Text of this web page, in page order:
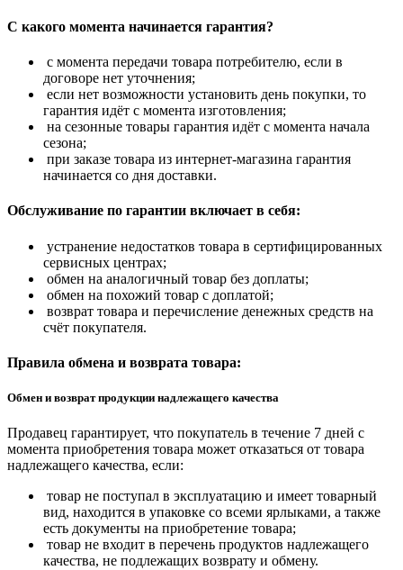
С какого момента начинается гарантия?
с момента передачи товара потребителю, если в
договоре нет уточнения;
если нет возможности установить день покупки, то
гарантия идёт с момента изготовления;
на сезонные товары гарантия идёт с момента начала
сезона;
при заказе товара из интернет-магазина гарантия
начинается со дня доставки.
Обслуживание по гарантии включает в себя:
устранение недостатков товара в сертифицированных
сервисных центрах;
обмен на аналогичный товар без доплаты;
обмен на похожий товар с доплатой;
возврат товара и перечисление денежных средств на
счёт покупателя.
Правила обмена и возврата товара:
Обмен и возврат продукции надлежащего качества
Продавец гарантирует, что покупатель в течение 7 дней с
момента приобретения товара может отказаться от товара
надлежащего качества, если:
товар не поступал в эксплуатацию и имеет товарный
вид, находится в упаковке со всеми ярлыками, а также
есть документы на приобретение товара;
товар не входит в перечень продуктов надлежащего
качества, не подлежащих возврату и обмену.